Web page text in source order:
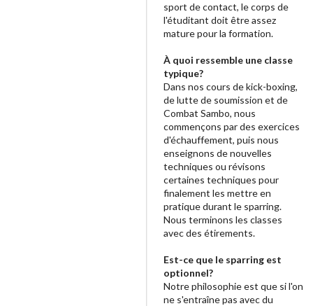
sport de contact, le corps de
l'étuditant doit être assez
mature pour la formation.
À quoi ressemble une classe
typique?
Dans nos cours de kick-boxing,
de lutte de soumission et de
Combat Sambo, nous
commençons par des exercices
d'échauffement, puis nous
enseignons de nouvelles
techniques ou révisons
certaines techniques pour
finalement les mettre en
pratique durant le sparring.
Nous terminons les classes
avec des étirements.
Est-ce que le sparring est
optionnel?
Notre philosophie est que si l'on
ne s'entraîne pas avec du